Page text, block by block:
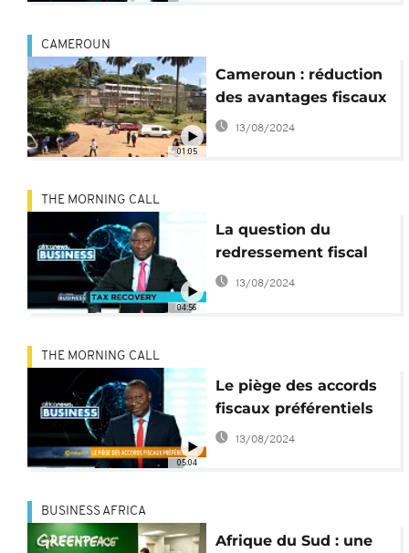
01:05
CAMEROUN
Cameroun : réduction
des avantages fiscaux
13/08/2024
04:56
THE MORNING CALL
La question du
redressement fiscal
13/08/2024
05:04
THE MORNING CALL
Le piège des accords
fiscaux préférentiels
13/08/2024
BUSINESS AFRICA
Afrique du Sud : une